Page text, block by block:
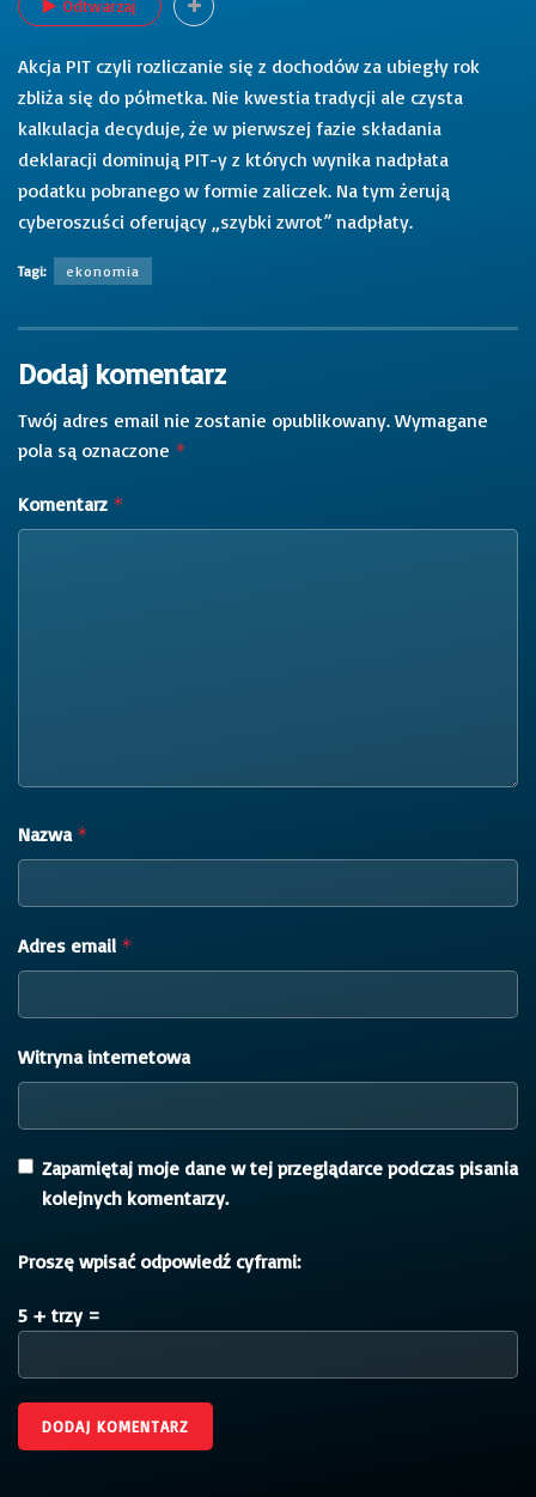
Odtwarzaj
Akcja PIT czyli rozliczanie się z dochodów za ubiegły rok
zbliża się do półmetka. Nie kwestia tradycji ale czysta
kalkulacja decyduje, że w pierwszej fazie składania
deklaracji dominują PIT-y z których wynika nadpłata
podatku pobranego w formie zaliczek. Na tym żerują
cyberoszuści oferujący „szybki zwrot” nadpłaty.
Tagi: ekonomia
Dodaj komentarz
Twój adres email nie zostanie opublikowany. Wymagane
pola są oznaczone *
Komentarz *
Nazwa *
Adres email *
Witryna internetowa
Zapamiętaj moje dane w tej przeglądarce podczas pisania
kolejnych komentarzy.
Proszę wpisać odpowiedź cyframi:
5 + trzy =